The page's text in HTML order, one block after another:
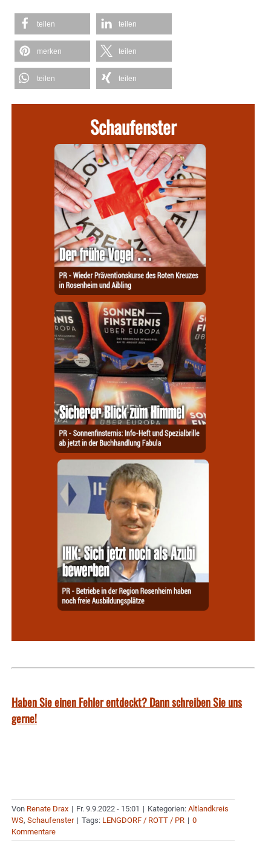
teilen teilen
merken teilen
teilen teilen
Schaufenster
Haben Sie einen Fehler entdeckt? Dann schreiben Sie uns
gerne!
Von Renate Drax | Fr. 9.9.2022 - 15:01 | Kategorien: Altlandkreis
WS, Schaufenster | Tags: LENGDORF / ROTT / PR | 0
Kommentare